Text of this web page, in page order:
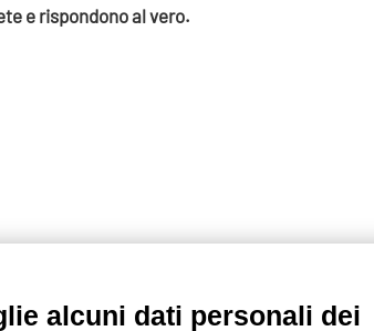
e rispondono al vero.
alcuni dati personali dei